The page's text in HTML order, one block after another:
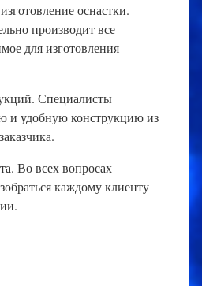
оснастки.
производит все
для изготовления
Специалисты
и удобную конструкцию из
Во всех вопросах
каждому клиенту